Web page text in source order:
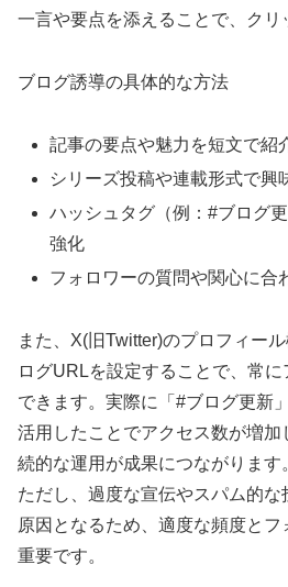
一言や要点を添えることで、クリ
ブログ誘導の具体的な方法
記事の要点や魅力を短文で紹
シリーズ投稿や連載形式で興
ハッシュタグ（例：#ブログ
強化
フォロワーの質問や関心に合
また、X(旧Twitter)のプロフィー
ログURLを設定することで、常
できます。実際に「#ブログ更新
活用したことでアクセス数が増
続的な運用が成果につながります
ただし、過度な宣伝やスパム的
原因となるため、適度な頻度と
重要です。